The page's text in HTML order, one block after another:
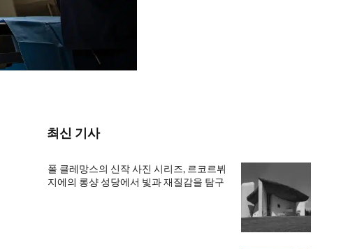
최신 기사
폴 클레망스의 신작 사진 시리즈, 르코르뷔
지에의 롱샹 성당에서 빛과 재질감을 탐구